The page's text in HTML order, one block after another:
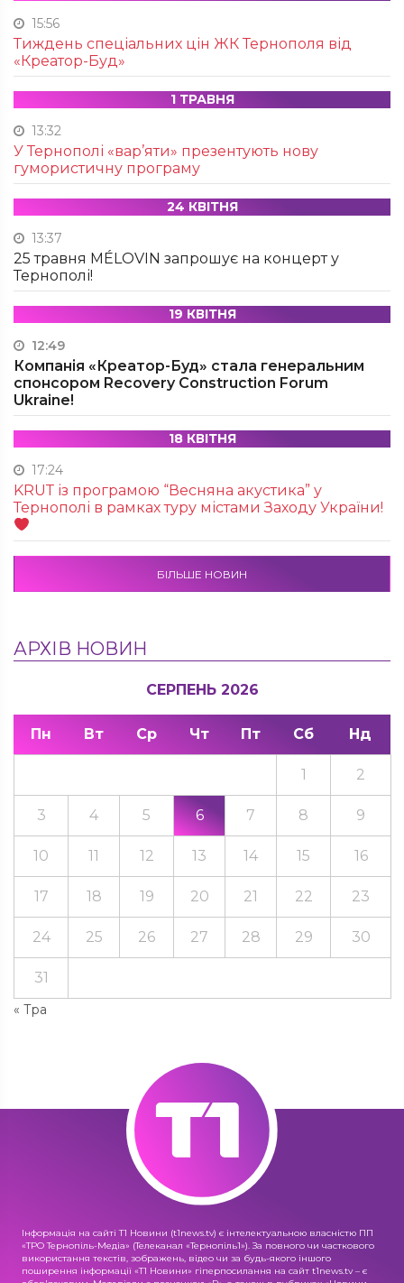
15:56
Тиждень спеціальних цін ЖК Тернополя від
«Креатор-Буд»
1 ТРАВНЯ
13:32
У Тернополі «вар’яти» презентують нову
гумористичну програму
24 КВІТНЯ
13:37
25 травня MÉLOVIN запрошує на концерт у
Тернополі!
19 КВІТНЯ
12:49
Компанія «Креатор-Буд» стала генеральним
спонсором Recovery Construction Forum
Ukraine!
18 КВІТНЯ
17:24
KRUТ із програмою “Весняна акустика” у
Тернополі в рамках туру містами Заходу України!
БІЛЬШЕ НОВИН
АРХІВ НОВИН
СЕРПЕНЬ 2026
Пн Вт Ср Чт Пт Сб Нд
« Тра
1 2
3 4 5 6 7 8 9
10 11 12 13 14 15 16
17 18 19 20 21 22 23
24 25 26 27 28 29 30
31
Інформація на сайті Т1 Новини (t1news.tv) є інтелектуальною власністю ПП
«ТРО Тернопіль-Медіа» (Телеканал «Тернопіль1»). За повного чи часткового
використання текстів, зображень, відео чи за будь-якого іншого
поширення інформації «Т1 Новини» гіперпосилання на сайт t1news.tv – є